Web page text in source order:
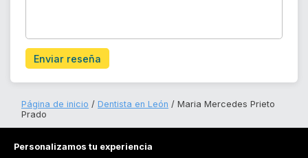
Enviar reseña
Página de inicio Dentista en León
Maria Mercedes Prieto
Prado
Personalizamos tu experiencia